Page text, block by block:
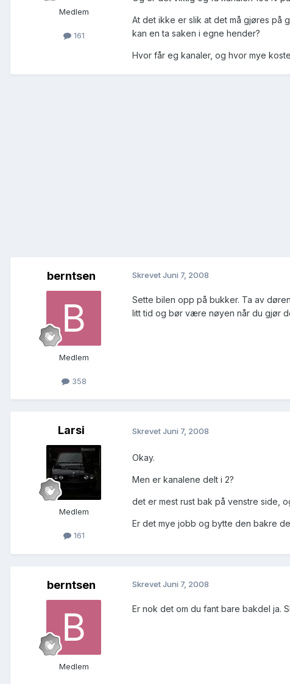
Medlem
161
At det ikke er slik at det må gjøres på
kan en ta saken i egne hender?
Hvor får eg kanaler, og hvor mye
berntsen
Medlem
358
SkrevetJuni 7, 2008
Sette bilen opp på bukker. Ta av
litt tid og bør være nøyen når du gjør
Larsi
Medlem
161
SkrevetJuni 7, 2008
Okay.
Men er kanalene delt i 2?
det er mest rust bak på venstre side,
Er det mye jobb og bytte den bakre
berntsen
Medlem
SkrevetJuni 7, 2008
Er nok det om du fant bare bakdel ja.